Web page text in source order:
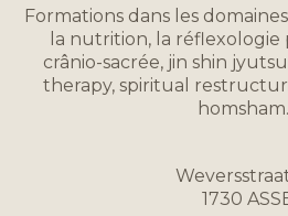
Formations dans les
la nutrition, la réflexologie
crânio-sacrée, jin shin
therapy, spiritual
1730